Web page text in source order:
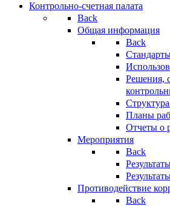
Контрольно-счетная палата
Back
Общая информация
Back
Решения,
Планы
Отчеты о
Мероприятия
Back
Противодействие
Back